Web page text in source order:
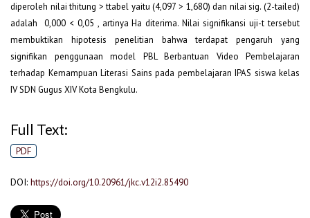
diperoleh nilai thitung > ttabel yaitu (4,097 > 1,680) dan nilai sig. (2-tailed)
adalah 0,000 < 0,05 , artinya Ha diterima. Nilai signifikansi uji-t tersebut
membuktikan hipotesis penelitian bahwa terdapat pengaruh yang
signifikan penggunaan model PBL Berbantuan Video Pembelajaran
terhadap Kemampuan Literasi Sains pada pembelajaran IPAS siswa kelas
IV SDN Gugus XIV Kota Bengkulu.
Full Text:
PDF
DOI: https://doi.org/10.20961/jkc.v12i2.85490